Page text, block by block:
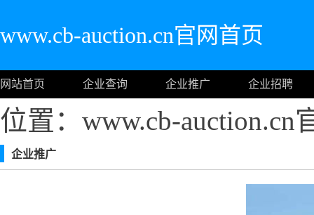
www.cb-auction.cn官网首页
网站首页 企业查询 企业推广 企业招聘
位置：www.cb-auction.cn
企业推广